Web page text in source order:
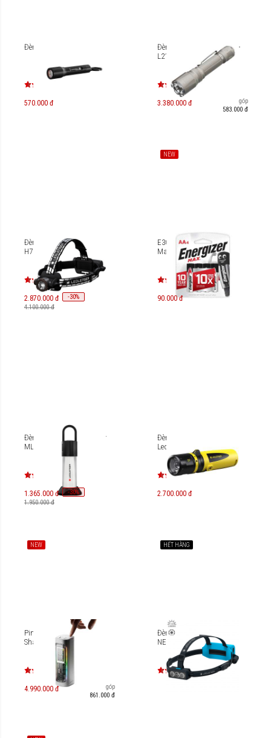
Đèn pin Ledlenser P3
570.000 đ
Đèn pin Fenix TK21R (ARB-
L21-6000)
3.380.000 đ
Trả góp
583.000 đ
Đèn pin đội đầu Ledlenser
H7R Signature
2.870.000 đ -30%
4.100.000 đ
NEW
E303247300 Pin Energizer
Max AA E91 BP4
90.000 đ
Đèn pin cắm trại Ledlenser
ML6 Warm Light
1.365.000 đ -30%
1.950.000 đ
Đèn pin chống cháy nổ
Ledlenser EX7 Zone 0/20
2.700.000 đ
NEW
Pin dự phòng SHARGE
Shargeek 300 24.000mAh
4.990.000 đ
Trả góp
861.000 đ
HẾT HÀNG
Đèn pin đội đầu Ledlenser
NEO9R